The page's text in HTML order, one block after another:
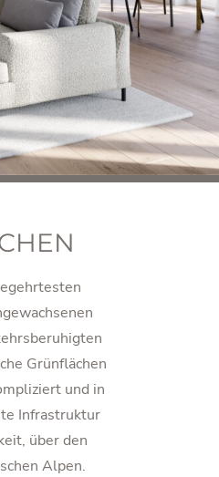
Grünflächen
und in
Infrastruktur
über den
Alpen.